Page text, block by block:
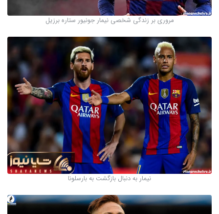
مروری بر زندگی شخصی نیمار جونیور ستاره برزیل
نیمار به دنبال بازگشت به بارسلونا